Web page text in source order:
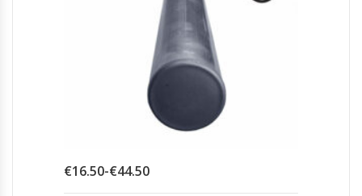
€16.50-€44.50Prijsklasse: